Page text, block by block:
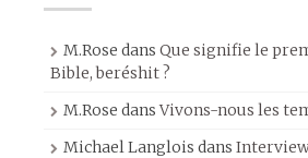
M.Rose dans Que signifie le
Bible, beréshit ?
M.Rose dansVivons-nous les
Michael Langlois dans